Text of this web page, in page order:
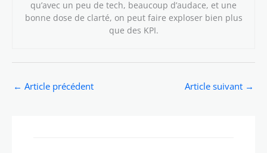
qu’avec un peu de tech, beaucoup d’audace, et une
bonne dose de clarté, on peut faire exploser bien plus
que des KPI.
← Article précédent Article suivant →